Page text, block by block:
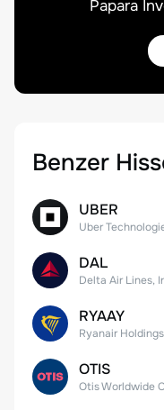
Papara
Benzer
UBER
DAL
Delta Air Lines,
RYAAY
OTIS